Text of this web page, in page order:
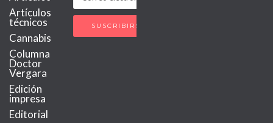
Artículos
técnicos
Cannabis
Columna
Doctor
Vergara
Edición
impresa
Editorial